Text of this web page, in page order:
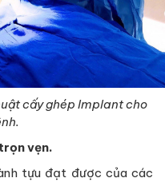
cấy ghép Implant cho
vẹn.
tựu đạt được của các